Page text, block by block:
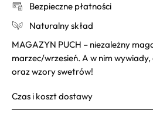
Bezpieczne płatności
Naturalny skład
MAGAZYN PUCH – niezależny
marzec/wrzesień. A w nim
oraz wzory swetrów!
Czas i koszt dostawy